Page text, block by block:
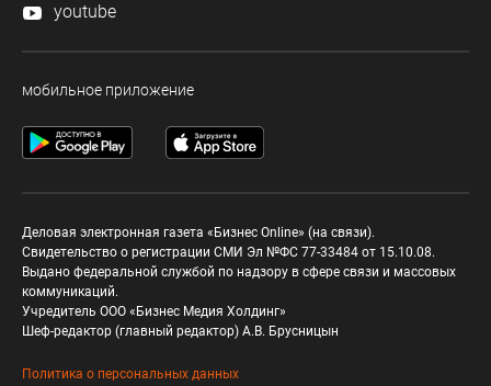
youtube
мобильное приложение
Деловая электронная газета «Бизнес Online» (на связи).
Свидетельство о регистрации СМИ Эл №ФС 77-33484 от 15.10.08.
Выдано федеральной службой по надзору в сфере связи и массовых
коммуникаций.
Учредитель ООО «Бизнес Медия Холдинг»
Шеф-редактор (главный редактор) А.В. Брусницын
Политика о персональных данных